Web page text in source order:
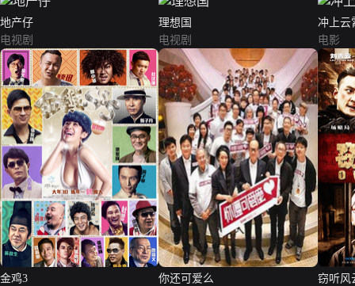
地产仔
电视剧
理想国
电视剧
冲上云
电影
金鸡3
你还可爱么
窃听风